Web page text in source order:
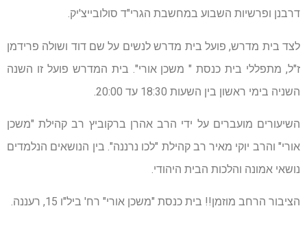
דרבנן ופרשיות השבוע במחשבת הגרי"ד סולובייצ'יק.
לצד בית מדרש, פועל בית מדרש לנשים על שם דוד ושולה פרידמן
ז"ל, מתפללי בית כנסת " משכן אורי". בית המדרש פועל זו השנה
השניה בימי ראשון בין השעות 18:30 עד 20:00.
השיעורים מועברים על ידי הרב אהרן ברקוביץ רב קהילת "משכן
אורי" והרב יוקי מאיר רב קהילת "לכו נרננה". בין הנושאים הנלמדים
נושאי אמונה והלכות הבית היהודי.
הציבור הרחב מוזמן!! בית כנסת "משכן אורי" רח' ביל"ו 15, רעננה.